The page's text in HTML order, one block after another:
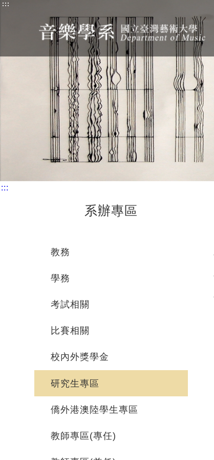
:::
:::
系辦專區
教務
學務
考試相關
比賽相關
校內外獎學金
研究生專區
僑外港澳陸學生專區
教師專區(專任)